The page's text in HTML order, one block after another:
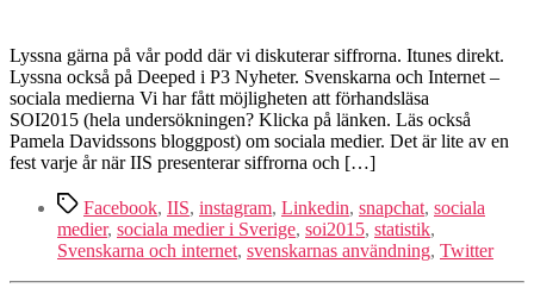
medier
–
siffrorna
för
2015
Lyssna gärna på vår podd där vi diskuterar siffrorna. Itunes direkt.
Lyssna också på Deeped i P3 Nyheter. Svenskarna och Internet –
sociala medierna Vi har fått möjligheten att förhandsläsa
SOI2015 (hela undersökningen? Klicka på länken. Läs också
Pamela Davidssons bloggpost) om sociala medier. Det är lite av en
fest varje år när IIS presenterar siffrorna och […]
Etiketter
Facebook, IIS, instagram, Linkedin, snapchat, sociala
medier, sociala medier i Sverige, soi2015, statistik,
Svenskarna och internet, svenskarnas användning, Twitter